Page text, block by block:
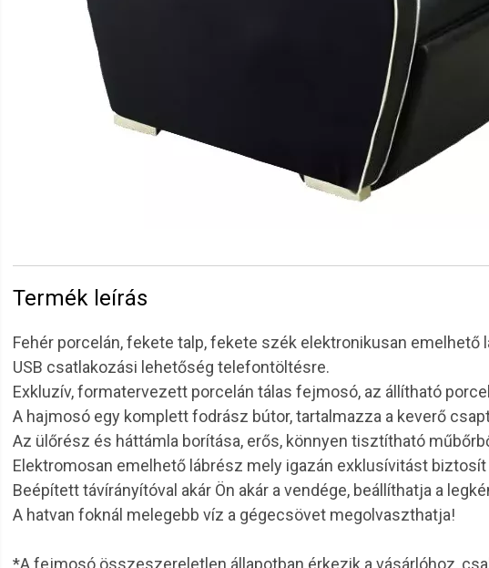
Termék leírás
Fehér porcelán, fekete talp, fekete szék elektronikusan emelhető
USB csatlakozási lehetőség telefontöltésre.
Exkluzív, formatervezett porcelán tálas fejmosó, az állítható
A hajmosó egy komplett fodrász bútor, tartalmazza a keverő
Az ülőrész és háttámla borítása, erős, könnyen tisztítható
Elektromosan emelhető lábrész mely igazán exklusívitást
Beépített távírányítóval akár Ön akár a vendége, beállíthatja a
A hatvan foknál melegebb víz a gégecsövet megolvaszthatja!
*A fejmosó összeszereletlen állapotban érkezik a vásárlóhoz,